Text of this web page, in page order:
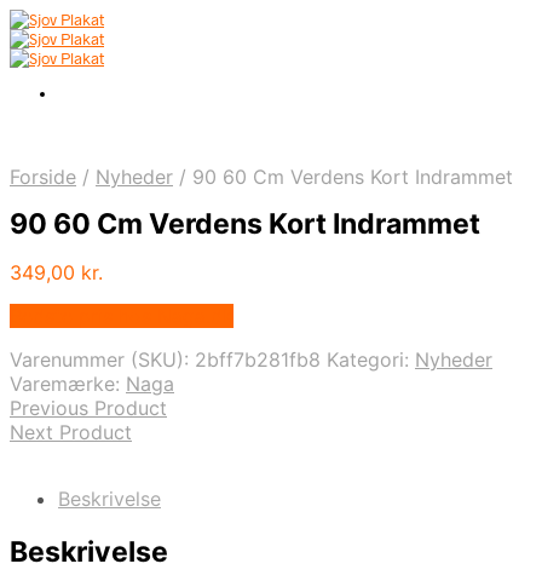
Forside / Nyheder / 90 60 Cm Verdens Kort Indrammet
90 60 Cm Verdens Kort Indrammet
349,00 kr.
Varenummer (SKU): 2bff7b281fb8 Kategori: Nyheder
Varemærke: Naga
Previous Product
Next Product
Beskrivelse
Beskrivelse